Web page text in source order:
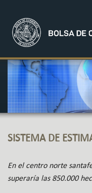
SISTEMA DE
En el centro norte
superaría las 850.000